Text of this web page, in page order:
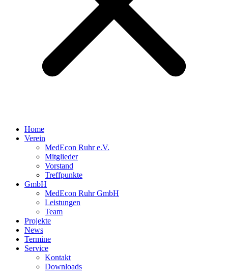
Home
Verein
MedEcon Ruhr e.V.
Mitglieder
Vorstand
Treffpunkte
GmbH
MedEcon Ruhr GmbH
Leistungen
Team
Projekte
News
Termine
Service
Kontakt
Downloads